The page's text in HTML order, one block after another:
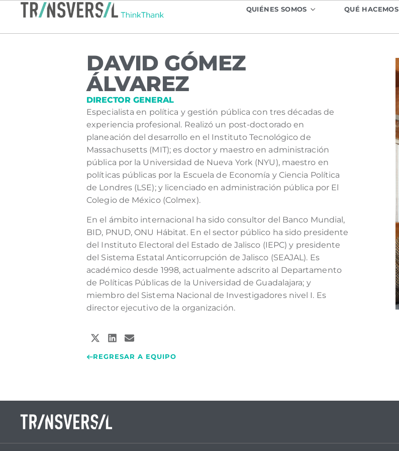
QUIÉNES SOMOS QUÉ HACEMOS
DAVID GÓMEZ
ÁLVAREZ
DIRECTOR GENERAL
Especialista en política y gestión pública con tres décadas de
experiencia profesional. Realizó un post-doctorado en
planeación del desarrollo en el Instituto Tecnológico de
Massachusetts (MIT); es doctor y maestro en administración
pública por la Universidad de Nueva York (NYU), maestro en
políticas públicas por la Escuela de Economía y Ciencia Política
de Londres (LSE); y licenciado en administración pública por El
Colegio de México (Colmex).
En el ámbito internacional ha sido consultor del Banco Mundial,
BID, PNUD, ONU Hábitat. En el sector público ha sido presidente
del Instituto Electoral del Estado de Jalisco (IEPC) y presidente
del Sistema Estatal Anticorrupción de Jalisco (SEAJAL). Es
académico desde 1998, actualmente adscrito al Departamento
de Políticas Públicas de la Universidad de Guadalajara; y
miembro del Sistema Nacional de Investigadores nivel I. Es
director ejecutivo de la organización.
REGRESAR A EQUIPO